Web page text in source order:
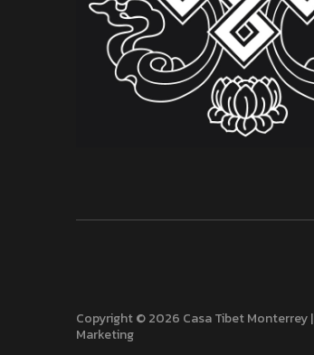
Copyright © 2026 Casa Tibet Monterrey |
Marketing